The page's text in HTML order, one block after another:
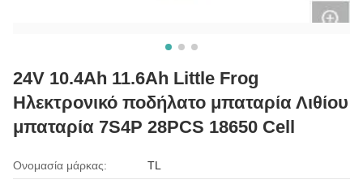
24V 10.4Ah 11.6Ah Little Frog
Ηλεκτρονικό ποδήλατο μπαταρία Λιθίου
μπαταρία 7S4P 28PCS 18650 Cell
Ονομασία μάρκας: TL